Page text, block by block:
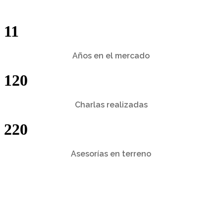
11
Años en el mercado
120
Charlas realizadas
220
Asesorías en terreno